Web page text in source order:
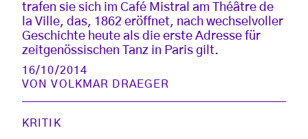
trafen sie sich im Café Mistral am Théâtre de
la Ville, das, 1862 eröffnet, nach wechselvoller
Geschichte heute als die erste Adresse für
zeitgenössischen Tanz in Paris gilt.
16/10/2014
VONVOLKMAR DRAEGER
KRITIK